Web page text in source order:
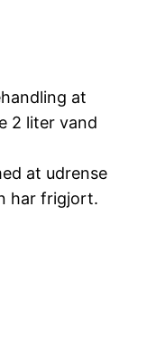
at
2 liter vand
at udrense
har frigjort.